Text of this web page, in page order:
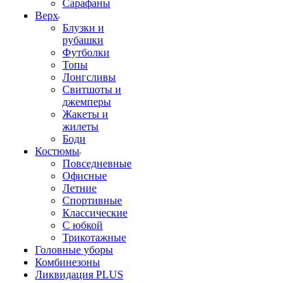
Сарафаны
Верх
Блузки и
рубашки
Футболки
Топы
Лонгсливы
Свитшоты и
джемперы
Жакеты и
жилеты
Боди
Костюмы
Повседневные
Офисные
Летние
Спортивные
Классические
С юбкой
Трикотажные
Головные уборы
Комбинезоны
Ликвидация PLUS